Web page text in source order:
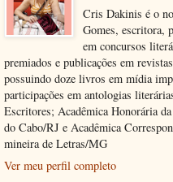
Cris Dakinis é o
Gomes, escritora,
em concursos
premiados e publicações em
possuindo doze livros em mídia
participações em antologias
Escritores; Acadêmica Honorária
do Cabo/RJ e Acadêmica
mineira de Letras/MG
Ver meu perfil completo